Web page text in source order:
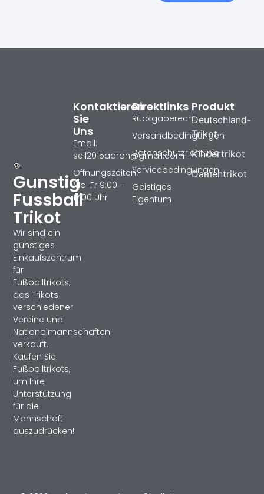
Gunstig
Fussball
Trikot
Wir sind ein
günstiges
Einkaufszentrum
für
Fußballtrikots,
das Trikots
verschiedener
Vereine und
Nationalmannschaften
verkauft.
Kaufen Sie
Fußballtrikots,
um Ihre
Unterstützung
für die
Mannschaft
auszudrücken!
Produkt
Deutschland-
Trikot
Kindertrikot
Damentrikot
Direktlinks
Rückgaberecht
Versandbedingungen
Datenschutzrichtlinie
Servicebedingungen
Geistiges
Eigentum
Kontaktieren
Sie
Uns
Email:
sell2015aaron@gmail.com
Öffnungszeiten:
Mo-Fr 9:00 -
17:00 Uhr